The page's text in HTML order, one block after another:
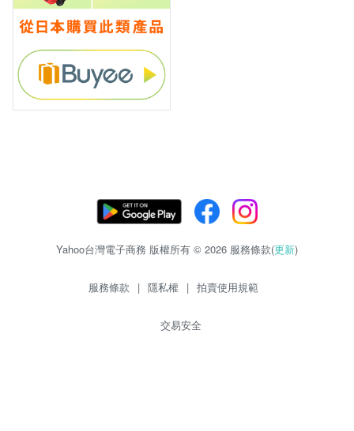
Yahoo台灣電子商務 版權所有 © 2026 服務條款(更新)
服務條款 | 隱私權 | 拍賣使用規範
交易安全